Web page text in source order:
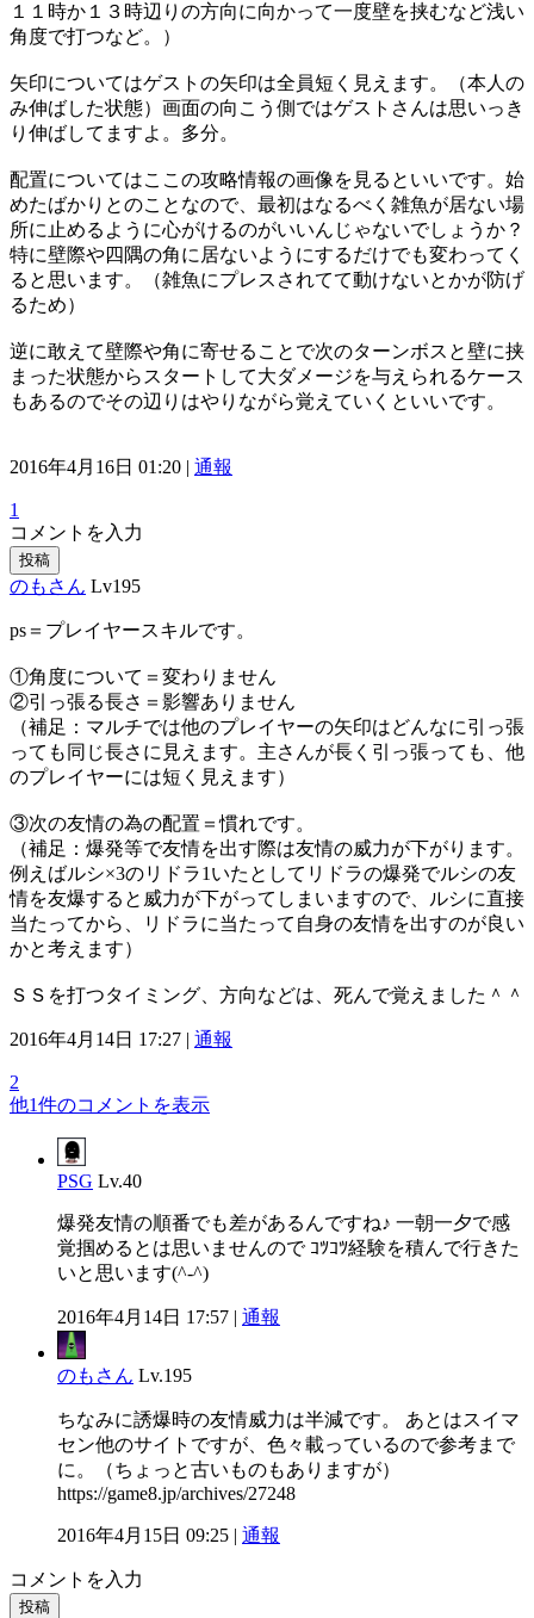
１１時か１３時辺りの方向に向かって一度壁を挟むなど浅い
角度で打つなど。）
矢印についてはゲストの矢印は全員短く見えます。（本人の
み伸ばした状態）画面の向こう側ではゲストさんは思いっき
り伸ばしてますよ。多分。
配置についてはここの攻略情報の画像を見るといいです。始
めたばかりとのことなので、最初はなるべく雑魚が居ない場
所に止めるように心がけるのがいいんじゃないでしょうか？
特に壁際や四隅の角に居ないようにするだけでも変わってく
ると思います。（雑魚にプレスされてて動けないとかが防げ
るため）
逆に敢えて壁際や角に寄せることで次のターンボスと壁に挟
まった状態からスタートして大ダメージを与えられるケース
もあるのでその辺りはやりながら覚えていくといいです。
2016年4月16日 01:20 | 通報
1
コメントを入力
投稿
のもさん Lv195
ps＝プレイヤースキルです。
①角度について＝変わりません
②引っ張る長さ＝影響ありません
（補足：マルチでは他のプレイヤーの矢印はどんなに引っ張
っても同じ長さに見えます。主さんが長く引っ張っても、他
のプレイヤーには短く見えます）
③次の友情の為の配置＝慣れです。
（補足：爆発等で友情を出す際は友情の威力が下がります。
例えばルシ×3のリドラ1いたとしてリドラの爆発でルシの友
情を友爆すると威力が下がってしまいますので、ルシに直接
当たってから、リドラに当たって自身の友情を出すのが良い
かと考えます）
ＳＳを打つタイミング、方向などは、死んで覚えました＾＾
2016年4月14日 17:27 | 通報
2
他1件のコメントを表示
PSG Lv.40
爆発友情の順番でも差があるんですね♪ 一朝一夕で感
覚掴めるとは思いませんので ｺﾂｺﾂ経験を積んで行きた
いと思います(^-^)
2016年4月14日 17:57 | 通報
のもさん Lv.195
ちなみに誘爆時の友情威力は半減です。 あとはスイマ
セン他のサイトですが、色々載っているので参考まで
に。（ちょっと古いものもありますが）
https://game8.jp/archives/27248
2016年4月15日 09:25 | 通報
コメントを入力
投稿